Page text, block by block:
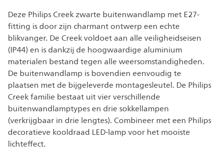
Deze Philips Creek zwarte buitenwandlamp met E27-
fitting is door zijn charmant ontwerp een echte
blikvanger. De Creek voldoet aan alle veiligheidseisen
(IP44) en is dankzij de hoogwaardige aluminium
materialen bestand tegen alle weersomstandigheden.
De buitenwandlamp is bovendien eenvoudig te
plaatsen met de bijgeleverde montagesleutel. De Philips
Creek familie bestaat uit vier verschillende
buitenwandlamptypes en drie sokkellampen
(verkrijgbaar in drie lengtes). Combineer met een Philips
decoratieve kooldraad LED-lamp voor het mooiste
lichteffect.